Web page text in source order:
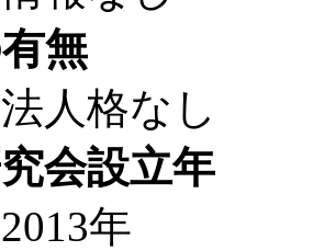
無
なし
会設立年
年